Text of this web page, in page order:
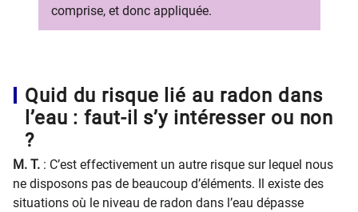
comprise, et donc appliquée.
Quid du risque lié au radon dans
l’eau : faut-il s’y intéresser ou non
?
M. T. : C’est effectivement un autre risque sur lequel nous
ne disposons pas de beaucoup d’éléments. Il existe des
situations où le niveau de radon dans l’eau dépasse